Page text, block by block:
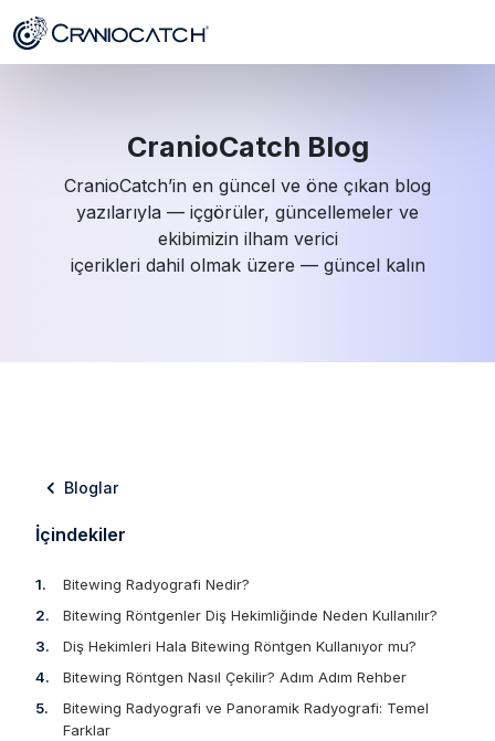
CranioCatch Blog
CranioCatch’in en güncel ve öne çıkan blog
yazılarıyla — içgörüler, güncellemeler ve
ekibimizin ilham verici
içerikleri dahil olmak üzere — güncel kalın
Bloglar
İçindekiler
Bitewing Radyografi Nedir?
Bitewing Röntgenler Diş Hekimliğinde Neden Kullanılır?
Diş Hekimleri Hala Bitewing Röntgen Kullanıyor mu?
Bitewing Röntgen Nasıl Çekilir? Adım Adım Rehber
Bitewing Radyografi ve Panoramik Radyografi: Temel
Farklar